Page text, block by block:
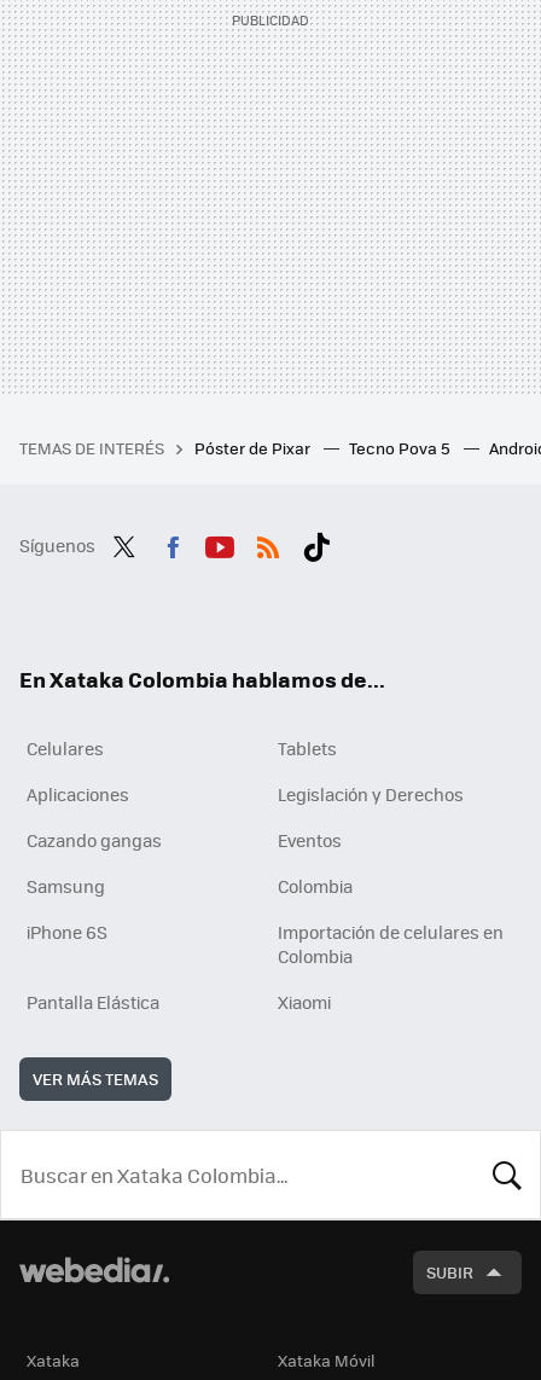
TEMAS DE INTERÉS Póster de Pixar Tecno Pova 5
Síguenos
En Xataka Colombia hablamos de...
Celulares
Tablets
Aplicaciones
Legislación y Derechos
Cazando gangas
Eventos
Samsung
Colombia
iPhone 6S
Importación de celulares en
Colombia
Pantalla Elástica
Xiaomi
VER MÁS TEMAS
SUBIR
Xataka Xataka Móvil